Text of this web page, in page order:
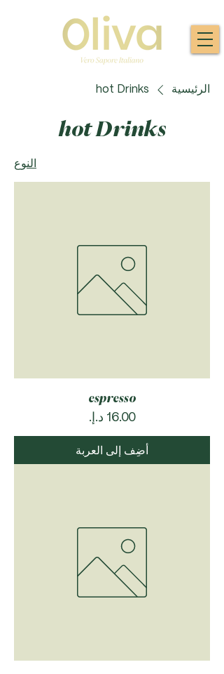
الرئيسية hot Drinks
hot Drinks
النوع
espresso
السعر‏16.00 د.إ.‏
أضِف إلى العربة